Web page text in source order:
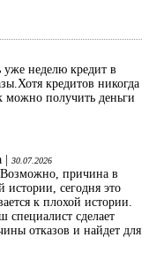
уже неделю кредит в
кредитов никогда
можно получить деньги
|
30.07.2026
причина в
истории, сегодня это
к плохой истории.
специалист сделает
отказов и найдет для